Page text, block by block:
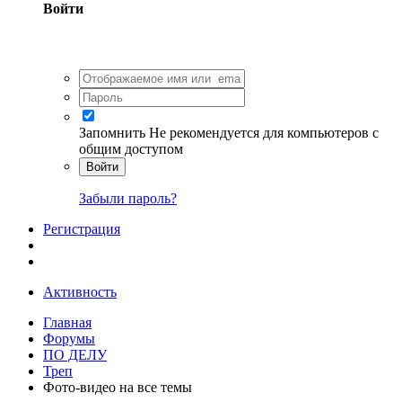
Войти
Запомнить Не рекомендуется для компьютеров с
общим доступом
Войти
Забыли пароль?
Регистрация
Активность
Главная
Форумы
ПО ДЕЛУ
Треп
Фото-видео на все темы